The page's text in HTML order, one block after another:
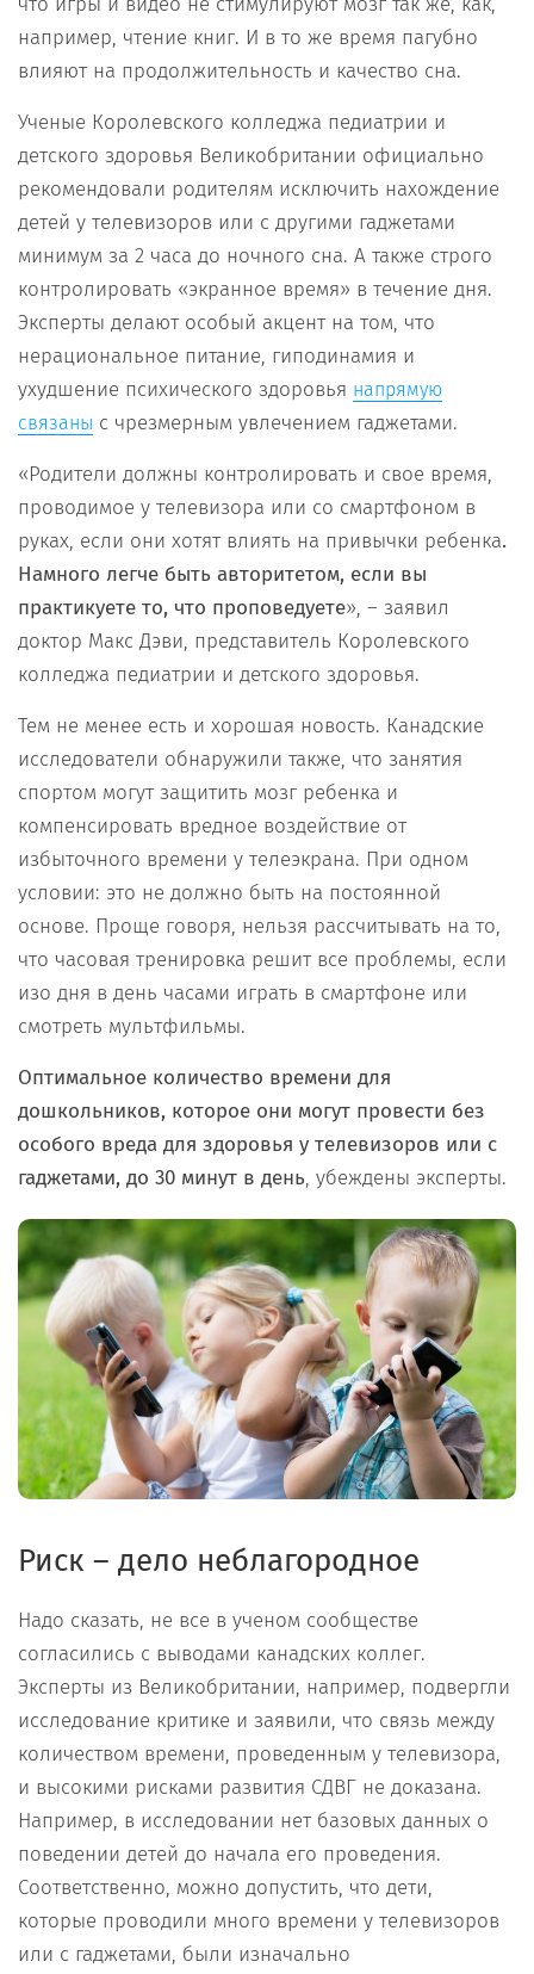
например, чтение книг. И в то же время пагубно
влияют на продолжительность и качество сна.
Ученые Королевского колледжа педиатрии и
детского здоровья Великобритании официально
рекомендовали родителям исключить нахождение
детей у телевизоров или с другими гаджетами
минимум за 2 часа до ночного сна. А также строго
контролировать «экранное время» в течение дня.
Эксперты делают особый акцент на том, что
нерациональное питание, гиподинамия и
ухудшение психического здоровья напрямую
связаны с чрезмерным увлечением гаджетами.
«Родители должны контролировать и свое время,
проводимое у телевизора или со смартфоном в
руках, если они хотят влиять на привычки ребенка.
Намного легче быть авторитетом, если вы
практикуете то, что проповедуете», – заявил
доктор Макс Дэви, представитель Королевского
колледжа педиатрии и детского здоровья.
Тем не менее есть и хорошая новость. Канадские
исследователи обнаружили также, что занятия
спортом могут защитить мозг ребенка и
компенсировать вредное воздействие от
избыточного времени у телеэкрана. При одном
условии: это не должно быть на постоянной
основе. Проще говоря, нельзя рассчитывать на то,
что часовая тренировка решит все проблемы, если
изо дня в день часами играть в смартфоне или
смотреть мультфильмы.
Оптимальное количество времени для
дошкольников, которое они могут провести без
особого вреда для здоровья у телевизоров или с
гаджетами, до 30 минут в день, убеждены эксперты.
Риск – дело неблагородное
Надо сказать, не все в ученом сообществе
согласились с выводами канадских коллег.
Эксперты из Великобритании, например, подвергли
исследование критике и заявили, что связь между
количеством времени, проведенным у телевизора,
и высокими рисками развития СДВГ не доказана.
Например, в исследовании нет базовых данных о
поведении детей до начала его проведения.
Соответственно, можно допустить, что дети,
которые проводили много времени у телевизоров
или с гаджетами, были изначально